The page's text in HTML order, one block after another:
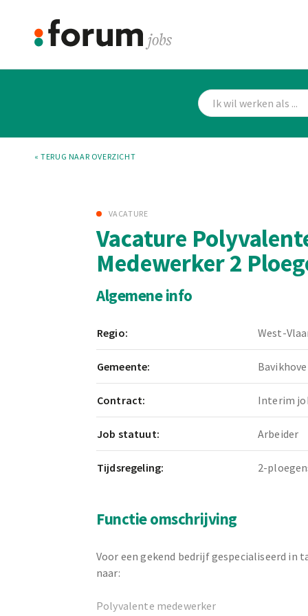
« TERUG NAAR OVERZICHT
VACATURE
Vacature
Medewerker 2
Algemene info
Regio: West-
Gemeente: Bavikhove
Contract: Interim
Job statuut: Arbeider
Tijdsregeling: 2-
Functie omschrijving
Voor een gekend bedrijf gespecialiseerd in
naar:
Polyvalente medewerker